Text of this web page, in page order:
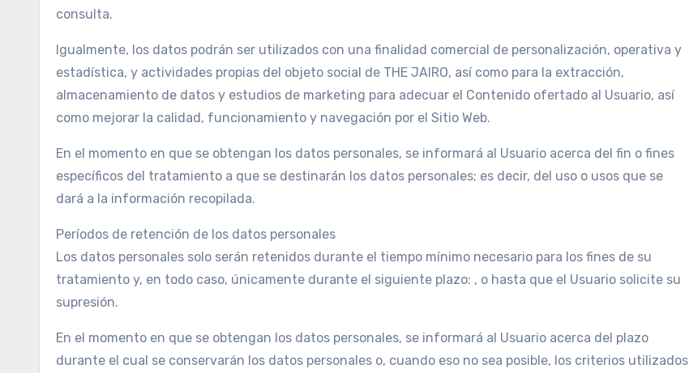
consulta.
Igualmente, los datos podrán ser utilizados con una finalidad comercial de personalización, operativa y
estadística, y actividades propias del objeto social de THE JAIRO, así como para la extracción,
almacenamiento de datos y estudios de marketing para adecuar el Contenido ofertado al Usuario, así
como mejorar la calidad, funcionamiento y navegación por el Sitio Web.
En el momento en que se obtengan los datos personales, se informará al Usuario acerca del fin o fines
específicos del tratamiento a que se destinarán los datos personales; es decir, del uso o usos que se
dará a la información recopilada.
Períodos de retención de los datos personales
Los datos personales solo serán retenidos durante el tiempo mínimo necesario para los fines de su
tratamiento y, en todo caso, únicamente durante el siguiente plazo: , o hasta que el Usuario solicite su
supresión.
En el momento en que se obtengan los datos personales, se informará al Usuario acerca del plazo
durante el cual se conservarán los datos personales o, cuando eso no sea posible, los criterios utilizados